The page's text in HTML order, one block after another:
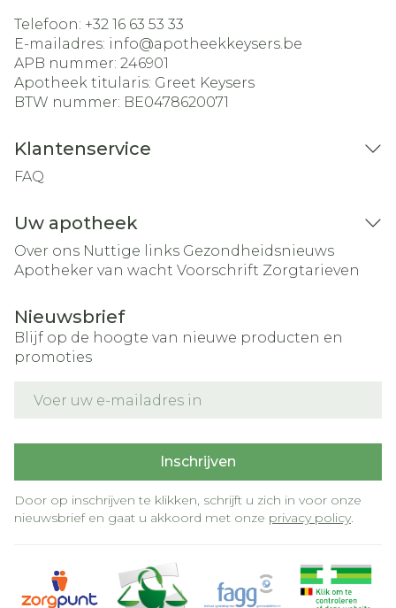
Telefoon: +32 16 63 53 33
E-mailadres: info@apotheekkeysers.be
APB nummer: 246901
Apotheek titularis: Greet Keysers
BTW nummer: BE0478620071
Klantenservice
FAQ
Uw apotheek
Over ons Nuttige links Gezondheidsnieuws
Apotheker van wacht Voorschrift Zorgtarieven
Nieuwsbrief
Blijf op de hoogte van nieuwe producten en
promoties
Inschrijven
Door op inschrijven te klikken, schrijft u zich in voor onze
nieuwsbrief en gaat u akkoord met onze privacy policy.